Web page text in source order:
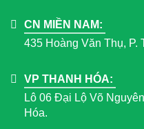
CN MIỀN NAM:
435 Hoàng Văn Thụ, P.
VP THANH HÓA:
Lô 06 Đại Lộ Võ
Hóa.